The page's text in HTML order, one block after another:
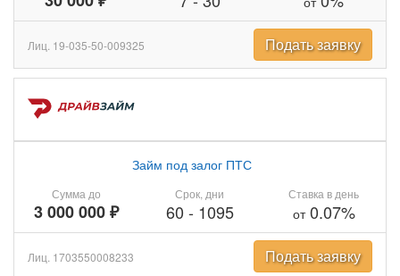
Лиц. 19-035-50-009325 Подать заявку
Сумма до
3 000 000 ₽
Займ под залог ПТС
Срок, дни
60 - 1095
Ставка в день
от0.07%
Лиц. 1703550008233 Подать заявку